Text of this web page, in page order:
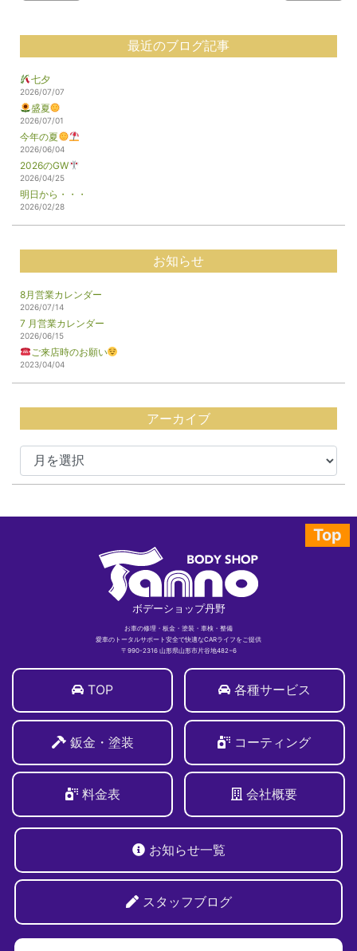
最近のブログ記事
七夕
2026/07/07
盛夏
2026/07/01
今年の夏
2026/06/04
2026のGW
2026/04/25
明日から・・・
2026/02/28
お知らせ
8月営業カレンダー
2026/07/14
7 月営業カレンダー
2026/06/15
ご来店時のお願い
2023/04/04
アーカイブ
Top
ボデーショップ丹野
お車の修理・板金・塗装・車検・整備
愛車のトータルサポート安全で快適なCARライフをご提供
〒990-2316 山形県山形市片谷地482−6
TOP 各種サービス
鈑金・塗装 コーティング
料金表 会社概要
お知らせ一覧
スタッフブログ